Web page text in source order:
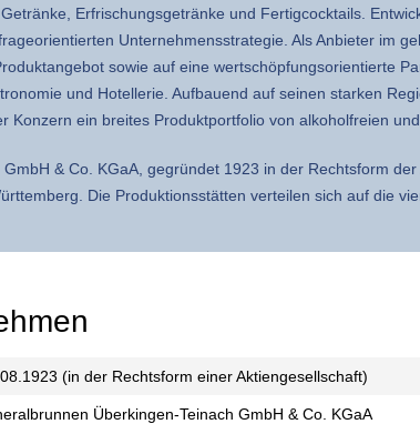
Erfrischungsgetränke und Fertigcocktails.
Unternehmensstrategie. Als Anbieter im
sowie auf eine wertschöpfungsorientierte
und Hotellerie. Aufbauend auf seinen starken
Konzern ein breites Produktportfolio von alkoholfreien
& Co. KGaA, gegründet 1923 in der Rechtsform
Die Produktionsstätten verteilen sich auf die
(in der Rechtsform einer Aktiengesellschaft)
Überkingen-Teinach GmbH & Co. KGaA